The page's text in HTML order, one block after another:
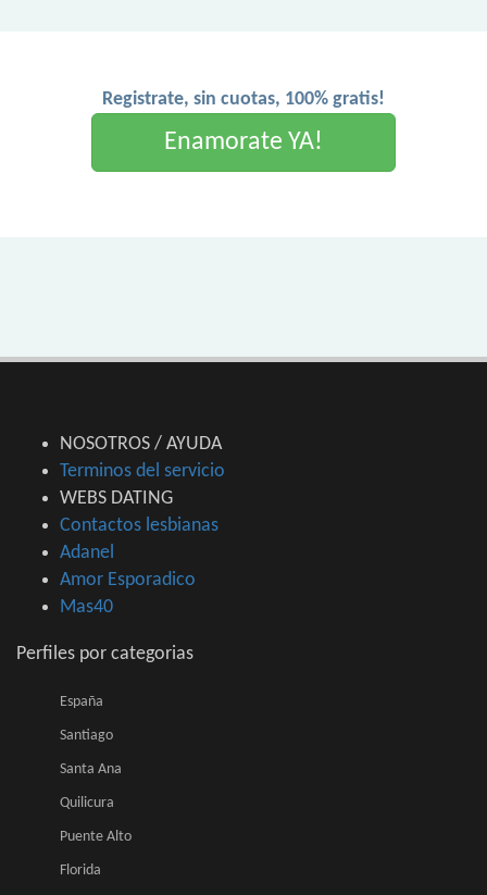
Registrate, sin cuotas, 100% gratis!
Enamorate YA!
NOSOTROS / AYUDA
Terminos del servicio
WEBS DATING
Contactos lesbianas
Adanel
Amor Esporadico
Mas40
Perfiles por categorias
España
Santiago
Santa Ana
Quilicura
Puente Alto
Florida